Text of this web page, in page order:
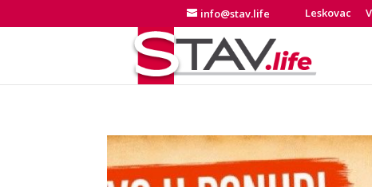
info@stav.life Leskovac